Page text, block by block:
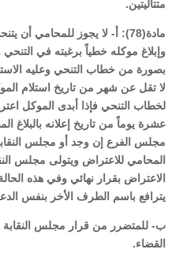
متتاليتين.
مادة(78): أ- لا يجوز للمحامي أن
وإبلاغ موكله خطياً برغبته في التنحي
بصورة من خطاب التنحي وعليه
لا تقل عن شهر من تاريخ استلام
لخطاب التنحي فإذا أبدى الموكل
عشرة يوماً من تاريخ إعلانه
مجلس الفرع إن وجد أو مجلس
المحامي للاعتراض ويتولى مجلس
الاعتراض بقرار نهائي وفي هذه
يترافع باسم الطرف الأخر بنفس
ب- للمتضرر من قرار مجلس النقابة
القضاء.